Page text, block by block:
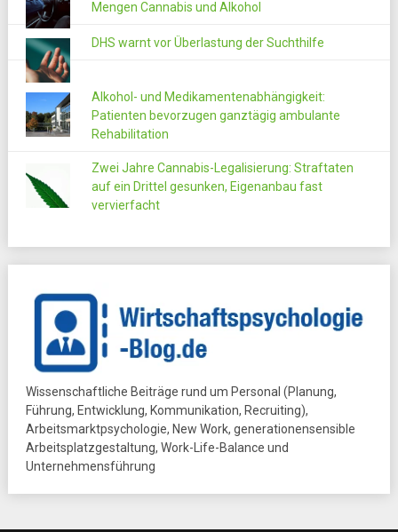
Mengen Cannabis und Alkohol
DHS warnt vor Überlastung der Suchthilfe
Alkohol- und Medikamentenabhängigkeit:
Patienten bevorzugen ganztägig ambulante
Rehabilitation
Zwei Jahre Cannabis-Legalisierung: Straftaten
auf ein Drittel gesunken, Eigenanbau fast
vervierfacht
Wissenschaftliche Beiträge rund um Personal (Planung,
Führung, Entwicklung, Kommunikation, Recruiting),
Arbeitsmarktpsychologie, New Work, generationensensible
Arbeitsplatzgestaltung, Work-Life-Balance und
Unternehmensführung